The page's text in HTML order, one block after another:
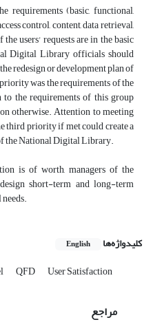
requirements (basic, functional,
control, content, data retrieval,
users' requests are in the basic
Digital Library officials should
redesign or development plan of
was the requirements of the
the requirements of this group
otherwise. Attention to meeting
third priority if met could create a
the National Digital Library.
is of worth, managers of the
short-term and long-term
کلیدواژه‌ها English
QFD User Satisfaction
مراجع